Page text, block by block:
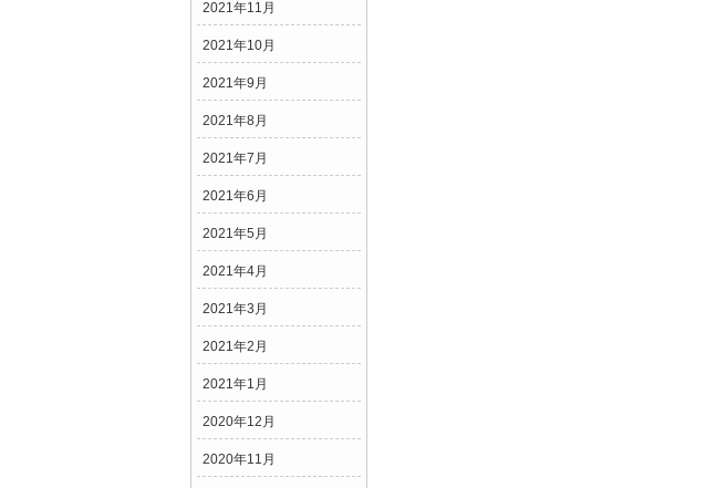
2021年11月
2021年10月
2021年9月
2021年8月
2021年7月
2021年6月
2021年5月
2021年4月
2021年3月
2021年2月
2021年1月
2020年12月
2020年11月